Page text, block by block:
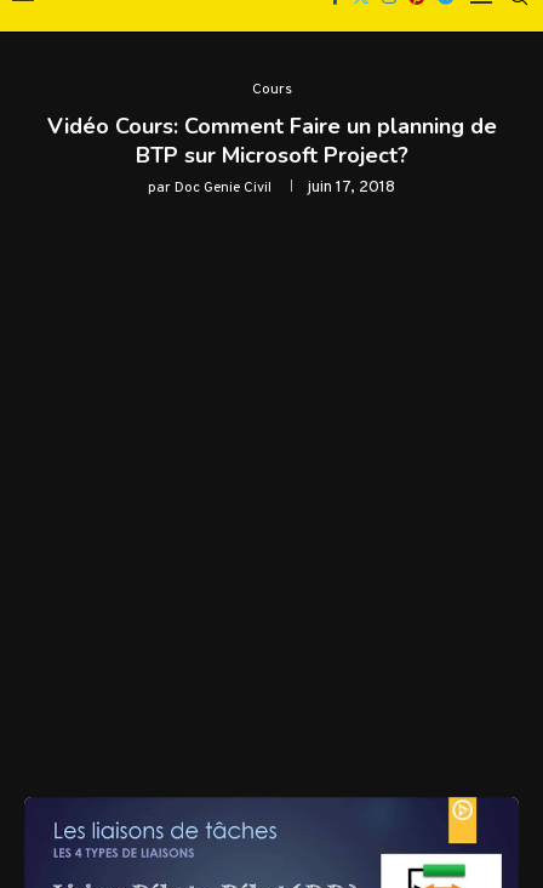
Cours
Vidéo Cours: Comment Faire un planning de
BTP sur Microsoft Project?
parDoc Genie Civil juin 17, 2018